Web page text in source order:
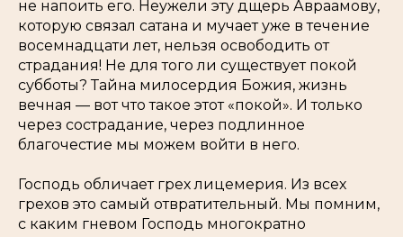
не напоить его. Неужели эту дщерь Авраамову,
которую связал сатана и мучает уже в течение
восемнадцати лет, нельзя освободить от
страдания! Не для того ли существует покой
субботы? Тайна милосердия Божия, жизнь
вечная — вот что такое этот «покой». И только
через сострадание, через подлинное
благочестие мы можем войти в него.
Господь обличает грех лицемерия. Из всех
грехов это самый отвратительный. Мы помним,
с каким гневом Господь многократно